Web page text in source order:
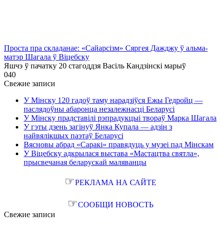
Проста пра складанае: «Сайарсізм» Сяргея Дажджу ў альма-
матэр Шагала ў Віцебску
Яшчэ ў пачатку 20 стагоддзя Васіль Кандзінскі марыў
040
Свежие записи
У Мінску 120 гадоў таму нарадзіўся Ежы Гедройц —
паслядоўны абаронца незалежнасці Беларусі
У Мінску прадставілі рэпрадукцыі твораў Марка Шагала
У гэты дзень загінуў Янка Купала — адзін з
найвялікшых паэтаў Беларусі
Вясновы абрад «Саракі» правядуць у музеі пад Мінскам
У Віцебску адкрылася выстава «Мастацтва святла»,
прысвечаная беларускай маляванцы
☞РЕКЛАМА НА САЙТЕ
☞СООБЩИ НОВОСТЬ
Свежие записи